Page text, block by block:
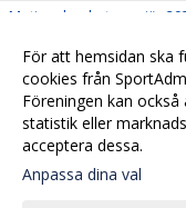
Motionsbasketpremiär
Börja spela eller coacha i
Välkommen till er nya
För att hemsidan ska
cookies från
Föreningen kan
statistik eller
acceptera dessa.
Anpassa dina val